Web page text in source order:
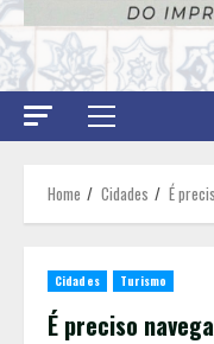
Primary
Home Cidades É
Cidades Turismo
É preciso